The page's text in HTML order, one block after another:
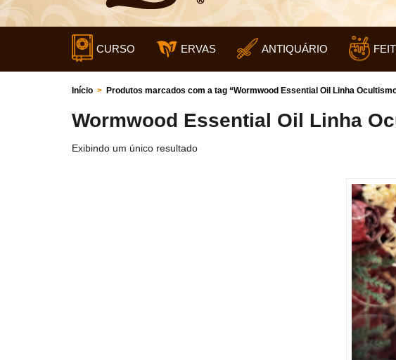
CURSO ERVAS ANTIQUÁRIO
Início > Produtos marcados com a tag “Wormwood Essential Oil Linha
Wormwood Essential Oil Linha
Exibindo um único resultado